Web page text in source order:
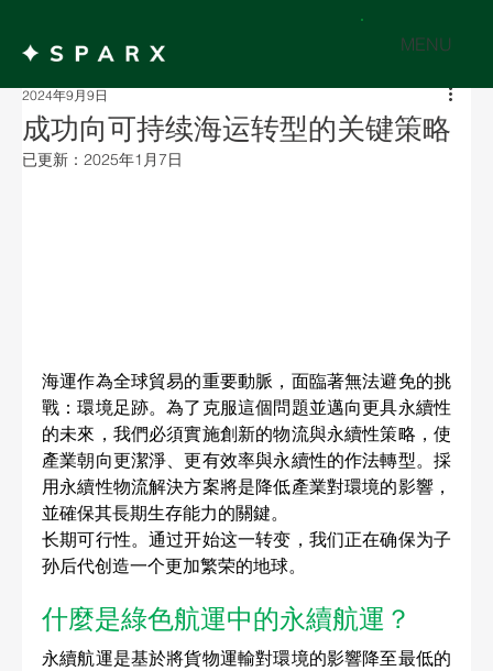
MENU
成功向可持续海运转型的关键策略
2024年9月9日
已更新： 2025年1月7日
海運作為全球貿易的重要動脈，面臨著無法避免的挑
戰：環境足跡。為了克服這個問題並邁向更具永續性
的未來，我們必須實施創新的物流與永續性策略，使
產業朝向更潔淨、更有效率與永續性的作法轉型。採
用永續性物流解決方案將是降低產業對環境的影響，
並確保其長期生存能力的關鍵。
长期可行性。通过开始这一转变，我们正在确保为子
孙后代创造一个更加繁荣的地球。
什麼是綠色航運中的永續航運？
永續航運是基於將貨物運輸對環境的影響降至最低的